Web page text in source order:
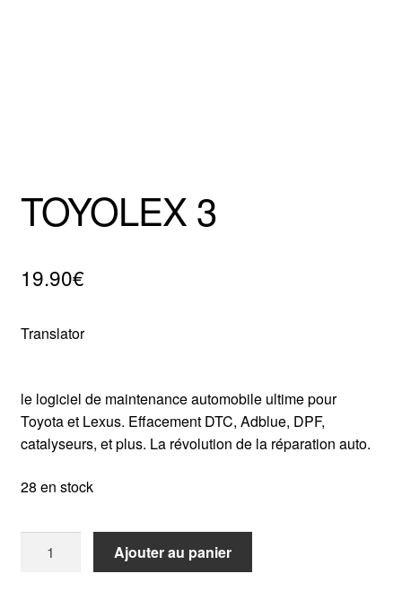
TOYOLEX 3
19.90€
Translator
le logiciel de maintenance automobile ultime pour
Toyota et Lexus. Effacement DTC, Adblue, DPF,
catalyseurs, et plus. La révolution de la réparation auto.
28 en stock
Ajouter au panier